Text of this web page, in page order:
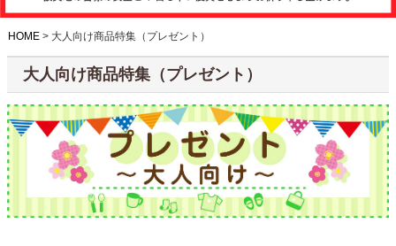
お支払いに
て
よくある質
問
商品ガイド
HOME 大人向け商品特集（プレゼント）
大人向け商品特集（プレゼント）